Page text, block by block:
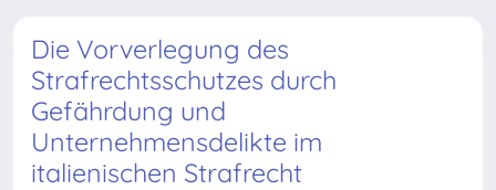
Die Vorverlegung des
Strafrechtsschutzes durch
Gefährdung und
Unternehmensdelikte im
italienischen Strafrecht